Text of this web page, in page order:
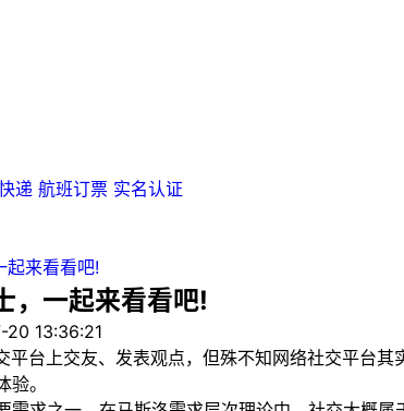
递 航班订票 实名认证
来看看吧!
一起来看看吧!
13:36:21
上交友、发表观点，但殊不知网络社交平台
。